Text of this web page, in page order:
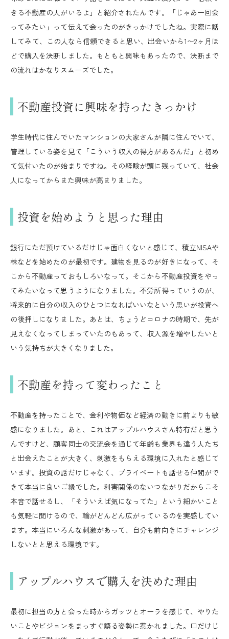
きる不動産の人がいるよ」と紹介されたんです。「じゃあ一回会
ってみたい」って伝えて会ったのがきっかけでしたね。実際に話
してみて、この人なら信頼できると思い、出会いから1〜2ヶ月ほ
どで購入を決断しました。もともと興味もあったので、決断まで
の流れはかなりスムーズでした。
不動産投資に興味を持ったきっかけ
学生時代に住んでいたマンションの大家さんが隣に住んでいて、
管理している姿を見て「こういう収入の得方があるんだ」と初め
て気付いたのが始まりですね。その経験が頭に残っていて、社会
人になってからまた興味が高まりました。
投資を始めようと思った理由
銀行にただ預けているだけじゃ面白くないと感じて、積立NISAや
株などを始めたのが最初です。建物を見るのが好きになって、そ
こから不動産っておもしろいなって。そこから不動産投資をやっ
てみたいなって思うようになりました。不労所得っていうのが、
将来的に自分の収入のひとつになればいいなという思いが投資へ
の後押しになりました。あとは、ちょうどコロナの時期で、先が
見えなくなってしまっていたのもあって、収入源を増やしたいと
いう気持ちが大きくなりました。
不動産を持って変わったこと
不動産を持ったことで、金利や物価など経済の動きに前よりも敏
感になりました。あと、これはアップルハウスさん特有だと思う
んですけど、顧客同士の交流会を通じて年齢も業界も違う人たち
と出会えたことが大きく、刺激をもらえる環境に入れたと感じて
います。投資の話だけじゃなく、プライベートも話せる仲間がで
きて本当に良いご縁でした。利害関係のないつながりだからこそ
本音で話せるし、「そういえば気になってた」という細かいこと
も気軽に聞けるので、輪がどんどん広がっているのを実感してい
ます。本当にいろんな刺激があって、自分も前向きにチャレンジ
しないとと思える環境です。
アップルハウスで購入を決めた理由
最初に担当の方と会った時からガッツとオーラを感じて、やりた
いことやビジョンをまっすぐ語る姿勢に惹かれました。口だけじ